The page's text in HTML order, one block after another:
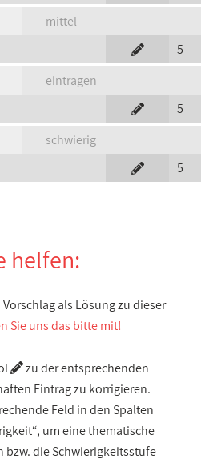
mittel
5
eintragen
5
schwierig
5
helfen:
als Lösung zu dieser
Sie uns das bitte mit!
zu der entsprechenden
Eintrag zu korrigieren.
Feld in den Spalten
um eine thematische
die Schwierigkeitsstufe